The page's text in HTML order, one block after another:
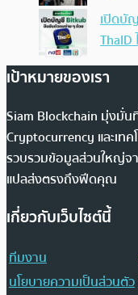
เปิดบั
ThaID
เป้าหมายของเรา
Siam Blockchain มุ่งมั่น
Cryptocurrency และเท
รวบรวมข้อมูลส่วนใหญ่จา
แปลส่งตรงถึงฟีดคุณ
เกี่ยวกับเว็บไซต์นี้
ทีมงาน
นโยบายความเป็นส่วนตัว